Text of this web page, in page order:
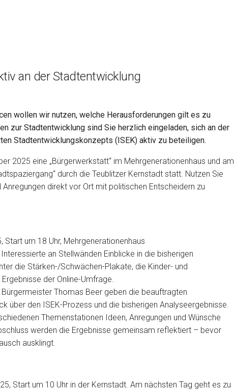
an der Stadtentwicklung
wollen wir nutzen, welche Herausforderungen gilt es zu
zur Stadtentwicklung sind Sie herzlich eingeladen, sich an der
Stadtentwicklungskonzepts (ISEK) aktiv zu beteiligen.
2025 eine „Bürgerwerkstatt“ im Mehrgenerationenhaus und am
durch die Teublitzer Kernstadt statt. Nutzen Sie
Anregungen direkt vor Ort mit politischen Entscheidern zu
Start um 18 Uhr, Mehrgenerationenhaus
an Stellwänden Einblicke in die bisherigen
die Stärken-/Schwächen-Plakate, die Kinder- und
der Online-Umfrage.
Thomas Beer geben die beauftragten
über den ISEK-Prozess und die bisherigen Analyseergebnisse.
Themenstationen Ideen, Anregungen und Wünsche
werden die Ergebnisse gemeinsam reflektiert – bevor
ausklingt.
Start um 10 Uhr in der Kernstadt. Am nächsten Tag geht es zu